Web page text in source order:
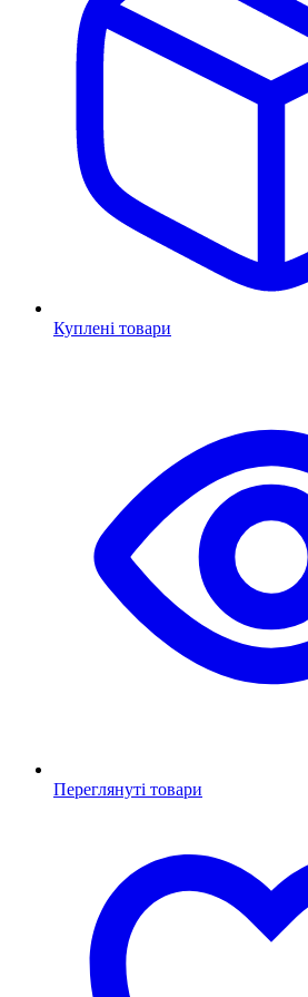
Куплені товари
Переглянуті товари